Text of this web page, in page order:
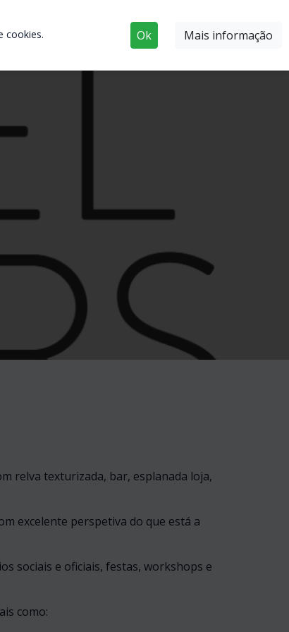
cookies. Ok Mais informação
relva texturizada, bar, esplanada loja,
excelente perspetiva do que está a
sociais e oficiais, festas, workshops e
como: